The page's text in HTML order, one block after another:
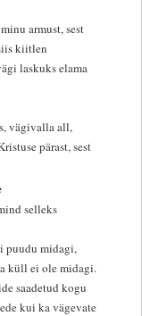
armust, sest
kiitlen
laskuks elama
vägivalla all,
pärast, sest
selleks
puudu midagi,
küll ei ole midagi.
saadetud kogu
kui ka vägevate